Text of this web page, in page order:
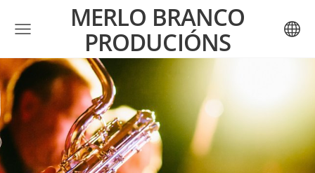
MERLO BRANCO
PRODUCIÓNS